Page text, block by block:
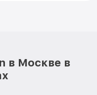
в Москве в